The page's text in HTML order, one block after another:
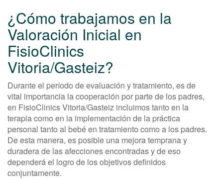
¿Cómo trabajamos en la
Valoración Inicial en
FisioClinics
Vitoria/Gasteiz?
Durante el período de evaluación y tratamiento, es de
vital importancia la cooperación por parte de los padres,
en FisioClinics Vitoria/Gasteiz incluimos tanto en la
terapia como en la implementación de la práctica
personal tanto al bebé en tratamiento como a los padres.
De esta manera, es posible una mejora temprana y
duradera de las afecciones encontradas y de eso
dependerá el logro de los objetivos definidos
conjuntamente.